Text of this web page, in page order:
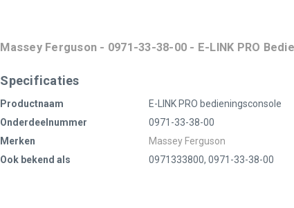
Massey Ferguson - 0971-33-38-00 - E-LINK PRO
Specificaties
Productnaam
E-LINK PRO bedieningsconsole
Onderdeelnummer
0971-33-38-00
Merken
Massey Ferguson
Ook bekend als
0971333800, 0971-33-38-00